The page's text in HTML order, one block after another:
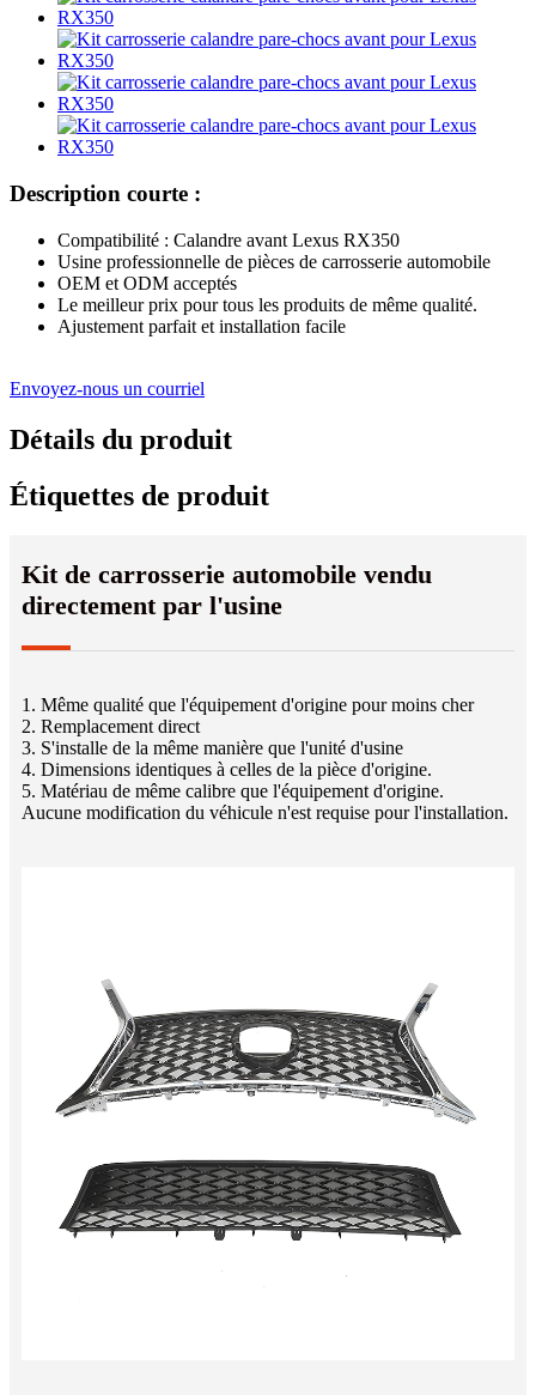
Description courte :
Compatibilité : Calandre avant Lexus RX350
Usine professionnelle de pièces de carrosserie automobile
OEM et ODM acceptés
Le meilleur prix pour tous les produits de même qualité.
Ajustement parfait et installation facile
Envoyez-nous un courriel
Détails du produit
Étiquettes de produit
Kit de carrosserie automobile vendu
directement par l'usine
1. Même qualité que l'équipement d'origine pour moins cher
2. Remplacement direct
3. S'installe de la même manière que l'unité d'usine
4. Dimensions identiques à celles de la pièce d'origine.
5. Matériau de même calibre que l'équipement d'origine.
Aucune modification du véhicule n'est requise pour l'installation.